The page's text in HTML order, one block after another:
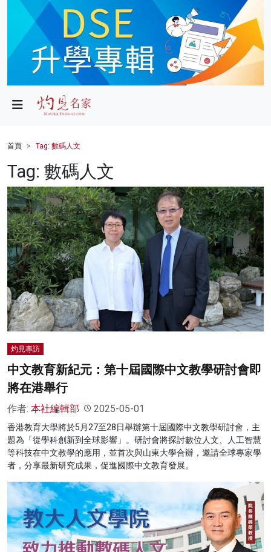
政局
財經
健康
商業
科技
影片
名家榜
灼見活動
首頁 Tag: 數碼人文
Tag: 數碼人文
灼見專訪
中文教育新紀元：第十屆國際中文教學研討會即
將在港舉行
作者: 本社編輯部 2025-05-01
香港教育大學將於5月27至28日舉辦第十屆國際中文教學研討會，主
題為「從學科創新到全球影響」。研討會將探討數位人文、人工智慧
等科技在中文教學的應用，並首次與山東大學合辦，邀請全球專家學
者，分享最新研究成果，促進國際中文教育發展。